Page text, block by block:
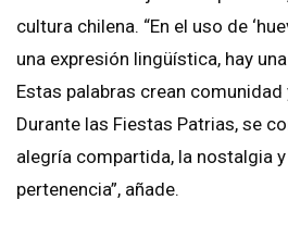
cultura chilena. “En el uso de
una expresión lingüística, hay
Estas palabras crean
Durante las Fiestas Patrias, se
alegría compartida, la nostalgia
pertenencia”, añade.